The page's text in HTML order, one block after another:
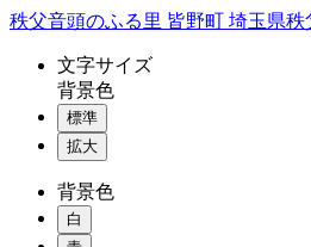
コ
秩父音頭のふる里 皆野町 埼玉県
文字サイズ
背景色
標準
拡大
背景色
白